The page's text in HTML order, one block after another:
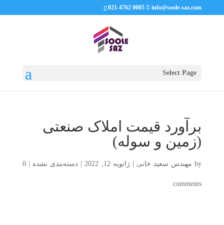
021-4762 0005 info@soole-saz.com
Select Page
برآورد قیمت املاک صنعتی
(زمین و سوله)
by مهندس سعید خانی |ژانویه 12, 2022 | دسته‌بندی نشده |
0
comments